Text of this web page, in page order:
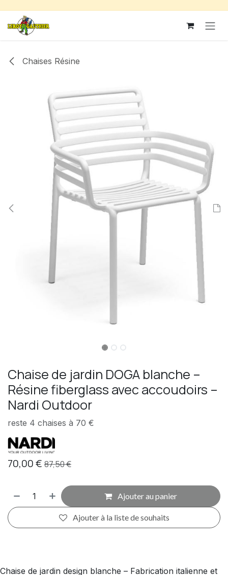
Se rendre au contenu
Chaises Résine
Chaise de jardin DOGA blanche –
Résine fiberglass avec accoudoirs –
Nardi Outdoor
reste 4 chaises à 70 €
70,00€ 87,50€
Ajouter au panier
Ajouter à la liste de souhaits
Chaise de jardin design blanche – Fabrication italienne et